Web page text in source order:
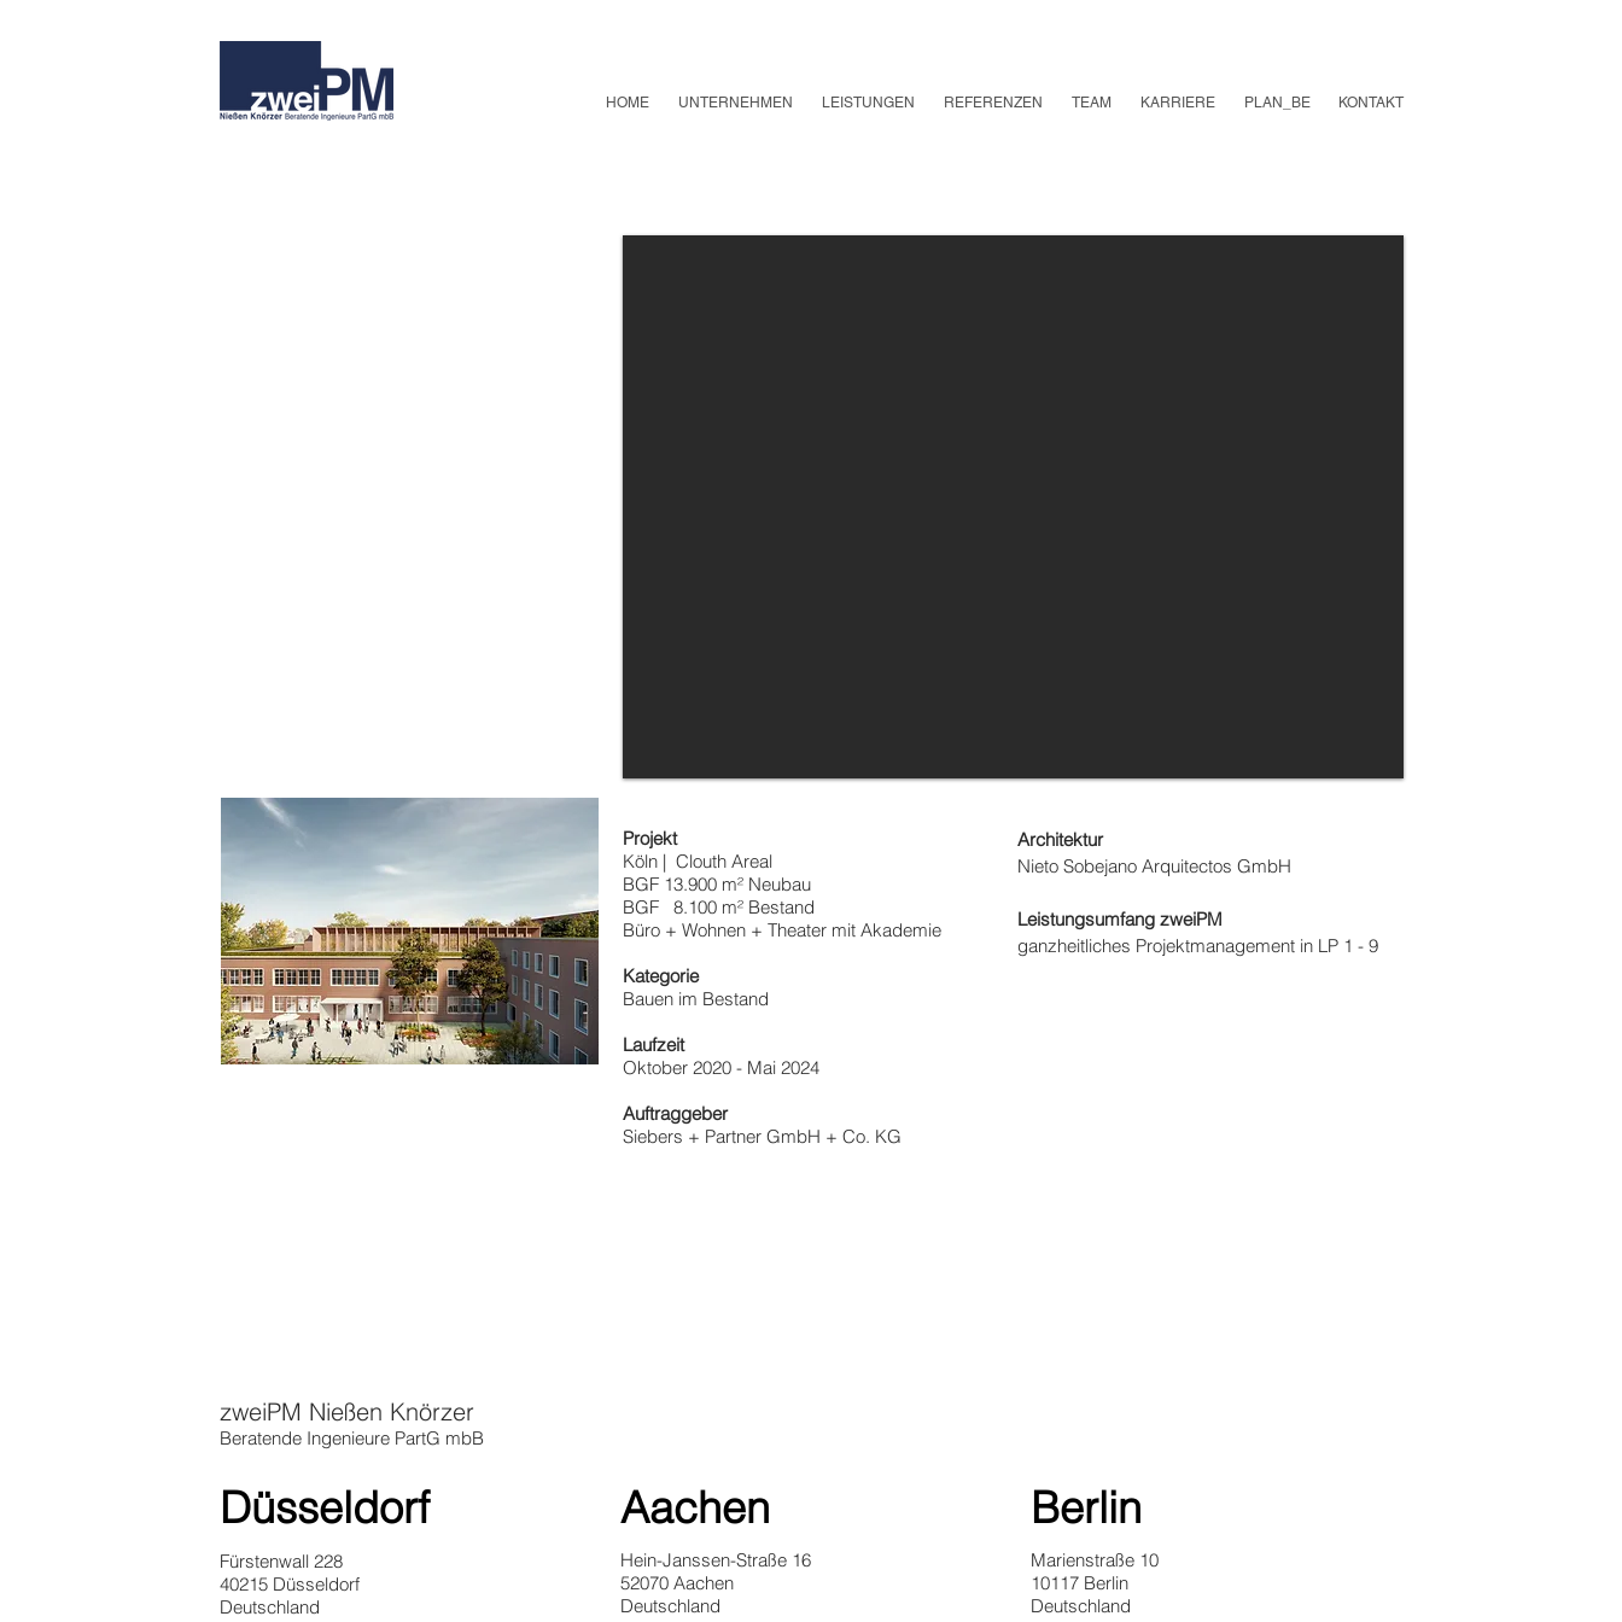
HOME UNTERNEHMEN LEISTUNGEN REFERENZEN TEAM KARRIERE PLAN_BE KONTAKT
Projekt
Köln | Clouth Areal
BGF 13.900 m² Neubau
BGF 8.100 m² Bestand
Büro + Wohnen + Theater mit Akademie
Kategorie
Bauen im Bestand
Laufzeit
Oktober 2020 - Mai 2024
Auftraggeber
Siebers + Partner GmbH + Co. KG
Architektur
Nieto Sobejano Arquitectos GmbH
Leistungsumfang zweiPM
ganzheitliches Projektmanagement in LP 1 - 9
zweiPM Nießen Knörzer
Beratende Ingenieure PartG mbB
Düsseldorf
Fürstenwall 228
40215 Düsseldorf
Deutschland
Aachen
Hein-Janssen-Straße 16
52070 Aachen
Deutschland
Berlin
Marienstraße 10
10117 Berlin
Deutschland